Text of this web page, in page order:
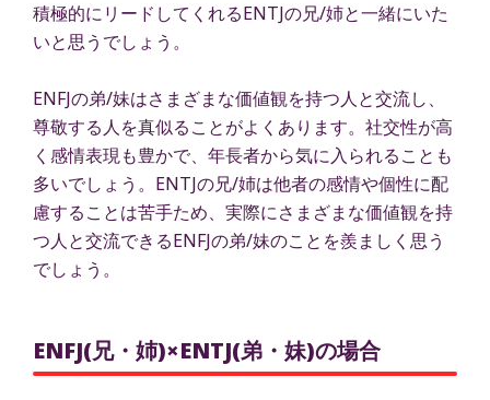
積極的にリードしてくれるENTJの兄/姉と一緒にいた
いと思うでしょう。
ENFJの弟/妹はさまざまな価値観を持つ人と交流し、
尊敬する人を真似ることがよくあります。社交性が高
く感情表現も豊かで、年長者から気に入られることも
多いでしょう。ENTJの兄/姉は他者の感情や個性に配
慮することは苦手ため、実際にさまざまな価値観を持
つ人と交流できるENFJの弟/妹のことを羨ましく思う
でしょう。
ENFJ(兄・姉)×ENTJ(弟・妹)の場合